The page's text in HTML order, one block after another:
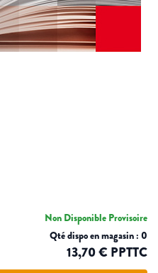
Non Disponible Provisoire
Qté dispo en magasin : 0
13,70 € PPTTC